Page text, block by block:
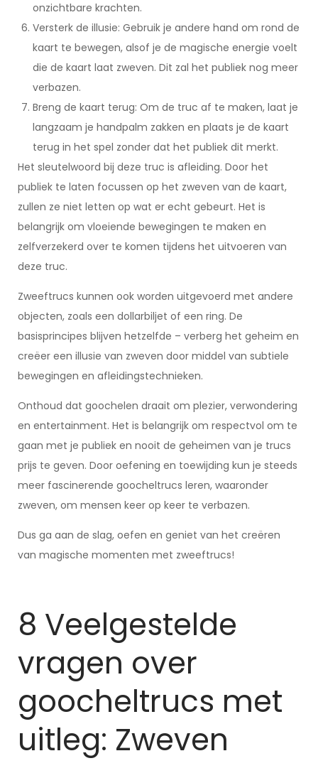
onzichtbare krachten.
Versterk de illusie: Gebruik je andere hand om rond de
kaart te bewegen, alsof je de magische energie voelt
die de kaart laat zweven. Dit zal het publiek nog meer
verbazen.
Breng de kaart terug: Om de truc af te maken, laat je
langzaam je handpalm zakken en plaats je de kaart
terug in het spel zonder dat het publiek dit merkt.
Het sleutelwoord bij deze truc is afleiding. Door het
publiek te laten focussen op het zweven van de kaart,
zullen ze niet letten op wat er echt gebeurt. Het is
belangrijk om vloeiende bewegingen te maken en
zelfverzekerd over te komen tijdens het uitvoeren van
deze truc.
Zweeftrucs kunnen ook worden uitgevoerd met andere
objecten, zoals een dollarbiljet of een ring. De
basisprincipes blijven hetzelfde – verberg het geheim en
creëer een illusie van zweven door middel van subtiele
bewegingen en afleidingstechnieken.
Onthoud dat goochelen draait om plezier, verwondering
en entertainment. Het is belangrijk om respectvol om te
gaan met je publiek en nooit de geheimen van je trucs
prijs te geven. Door oefening en toewijding kun je steeds
meer fascinerende goocheltrucs leren, waaronder
zweven, om mensen keer op keer te verbazen.
Dus ga aan de slag, oefen en geniet van het creëren
van magische momenten met zweeftrucs!
8 Veelgestelde
vragen over
goocheltrucs met
uitleg: Zweven